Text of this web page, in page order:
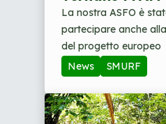
La nostra ASFO è
partecipare anche
del progetto europeo
News
SMURF